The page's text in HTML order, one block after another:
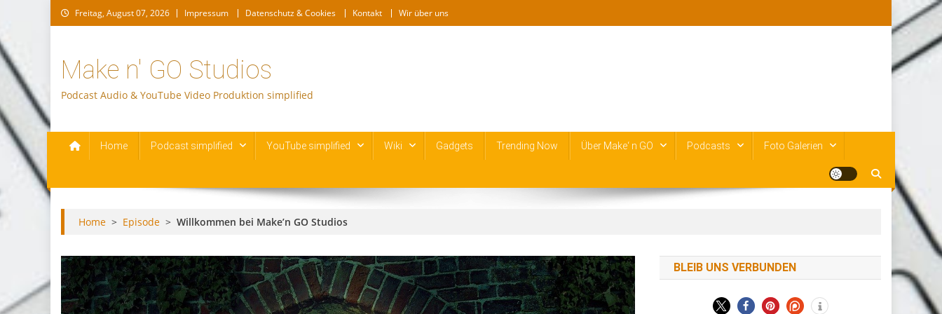
Skip
to
Freitag, August 07, 2026 Impressum Datenschutz & Cookies Kontakt Wir über uns
Make n' GO Studios
Podcast Audio & YouTube Video Produktion simplified
Home Podcast simplified YouTube simplified Wiki Gadgets Trending Now Über Make‘ n GO Podcasts Foto Galerien
Home > Episode > Willkommen bei Make’n GO Studios
BLEIB UNS VERBUNDEN